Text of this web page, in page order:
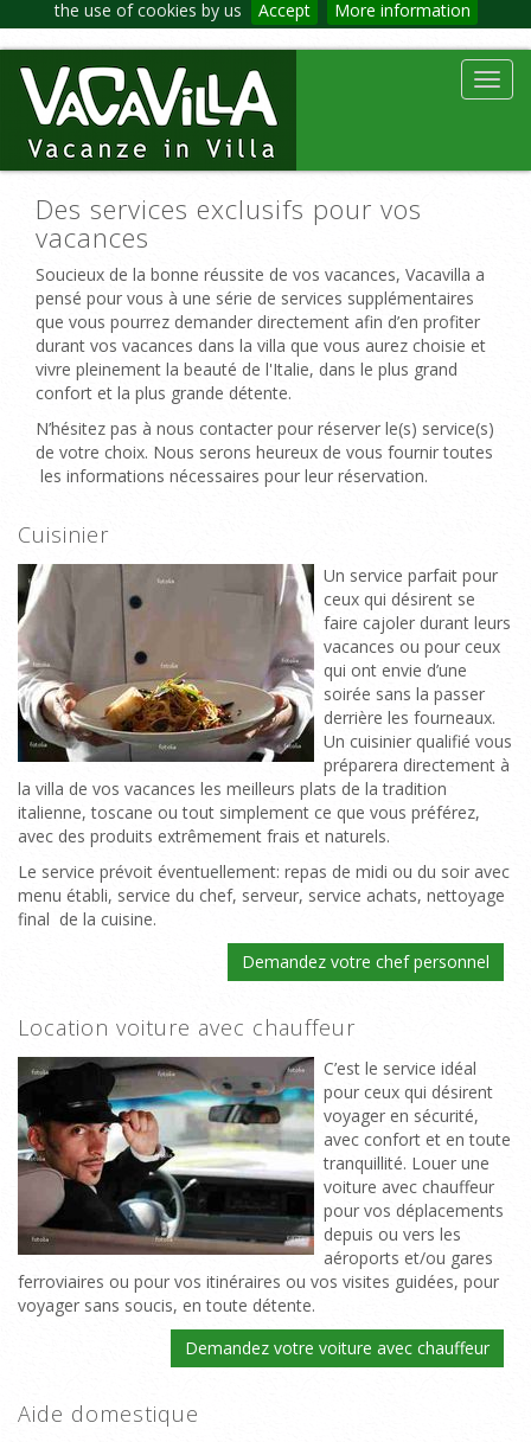
the use of cookies by us Accept More information
Des services exclusifs pour vos
vacances
Soucieux de la bonne réussite de vos vacances, Vacavilla a
pensé pour vous à une série de services supplémentaires
que vous pourrez demander directement afin d’en profiter
durant vos vacances dans la villa que vous aurez choisie et
vivre pleinement la beauté de l'Italie, dans le plus grand
confort et la plus grande détente.
N’hésitez pas à nous contacter pour réserver le(s) service(s)
de votre choix. Nous serons heureux de vous fournir toutes
les informations nécessaires pour leur réservation.
Cuisinier
Un service parfait pour
ceux qui désirent se
faire cajoler durant leurs
vacances ou pour ceux
qui ont envie d’une
soirée sans la passer
derrière les fourneaux.
Un cuisinier qualifié vous
préparera directement à
la villa de vos vacances les meilleurs plats de la tradition
italienne, toscane ou tout simplement ce que vous préférez,
avec des produits extrêmement frais et naturels.
Le service prévoit éventuellement: repas de midi ou du soir avec
menu établi, service du chef, serveur, service achats, nettoyage
final de la cuisine.
Demandez votre chef personnel
Location voiture avec chauffeur
C’est le service idéal
pour ceux qui désirent
voyager en sécurité,
avec confort et en toute
tranquillité. Louer une
voiture avec chauffeur
pour vos déplacements
depuis ou vers les
aéroports et/ou gares
ferroviaires ou pour vos itinéraires ou vos visites guidées, pour
voyager sans soucis, en toute détente.
Demandez votre voiture avec chauffeur
Aide domestique